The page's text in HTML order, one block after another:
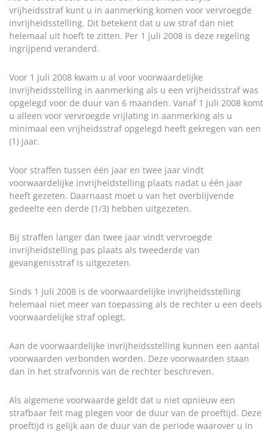
vrijheidsstraf kunt u in aanmerking komen voor vervroegde
invrijheidsstelling. Dit betekent dat u uw straf dan niet
helemaal uit hoeft te zitten. Per 1 juli 2008 is deze regeling
ingrijpend veranderd.
Voor 1 juli 2008 kwam u al voor voorwaardelijke
invrijheidsstelling in aanmerking als u een vrijheidsstraf was
opgelegd voor de duur van 6 maanden. Vanaf 1 juli 2008 komt
u alleen voor vervroegde vrijlating in aanmerking als u
minimaal een vrijheidsstraf opgelegd heeft gekregen van een
(1) jaar.
Voor straffen tussen één jaar en twee jaar vindt
voorwaardelijke invrijheidstelling plaats nadat u één jaar
heeft gezeten. Daarnaast moet u van het overblijvende
gedeelte een derde (1/3) hebben uitgezeten.
Bij straffen langer dan twee jaar vindt vervroegde
invrijheidstelling pas plaats als tweederde van
gevangenisstraf is uitgezeten.
Sinds 1 juli 2008 is de voorwaardelijke invrijheidsstelling
helemaal niet meer van toepassing als de rechter u een deels
voorwaardelijke straf oplegt.
Aan de voorwaardelijke invrijheidsstelling kunnen een aantal
voorwaarden verbonden worden. Deze voorwaarden staan
dan in het strafvonnis van de rechter beschreven.
Als algemene voorwaarde geldt dat u niet opnieuw een
strafbaar feit mag plegen voor de duur van de proeftijd. Deze
proeftijd is gelijk aan de duur van de periode waarover u in